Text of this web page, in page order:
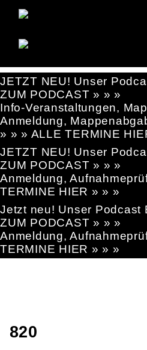
JETZT NEU! Unser
ZUM PODCAST » » »
Info-Veranstaltungen,
Anmeldung,
» » » ALLE TERMINE
JETZT NEU! Unser
ZUM PODCAST » » »
Anmeldung,
TERMINE HIER » » »
Jetzt neu! Unser Podcast
ZUM PODCAST » » »
Anmeldung,
TERMINE HIER » » »
820